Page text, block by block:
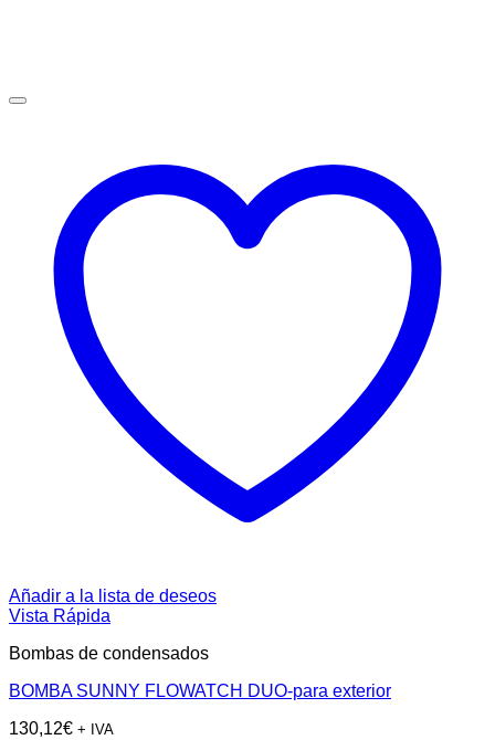
Añadir a la lista de deseos
Vista Rápida
Bombas de condensados
BOMBA SUNNY FLOWATCH DUO-para exterior
130,12€ + IVA